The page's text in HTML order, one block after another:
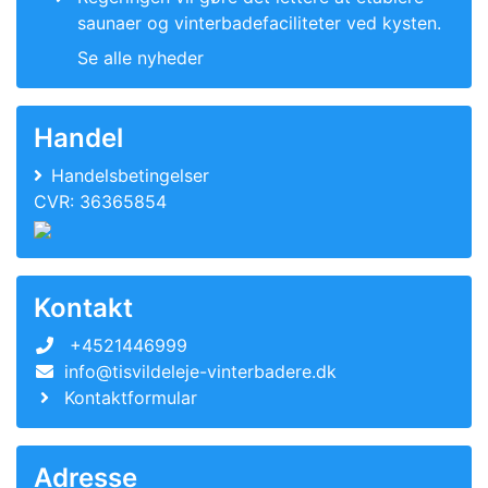
saunaer og vinterbadefaciliteter ved kysten.
Se alle nyheder
Handel
Handelsbetingelser
CVR: 36365854
Kontakt
+4521446999
info@tisvildeleje-vinterbadere.dk
Kontaktformular
Adresse